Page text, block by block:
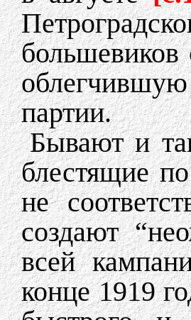
большевиков
партии.
Бывают и
блестящие
не
создают
всей
конце 1919